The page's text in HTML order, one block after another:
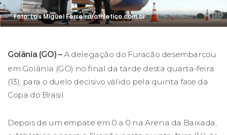
Foto: Luis Miguel Ferreira/athletico.com.br
Goiânia (GO) –A delegação do Furacão desembarcou
em Goiânia (GO) no final da tarde desta quarta-feira
(13), para o duelo decisivo válido pela quinta fase da
Copa do Brasil.
Depois de um empate em 0 a 0 na Arena da Baixada,